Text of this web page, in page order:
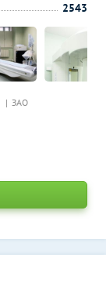
ЗАО
2543